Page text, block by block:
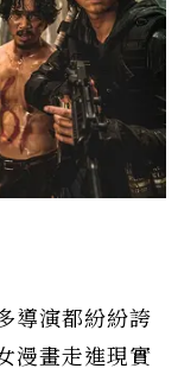
導演都紛紛誇
漫畫走進現實